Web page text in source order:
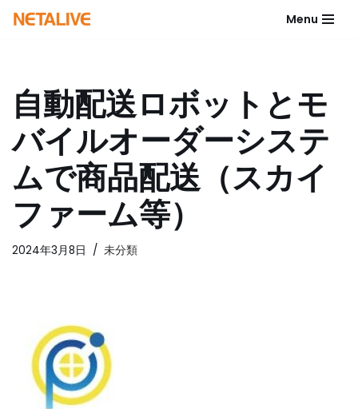
ン
ツ
へ
キ
Menu
自動配送ロボットとモ
バイルオーダーシステ
ムで商品配送（スカイ
ファーム等）
2024年3月8日 未分類